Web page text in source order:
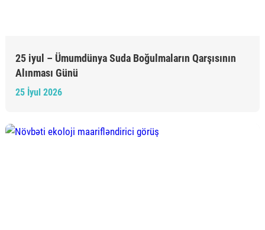
25 iyul – Ümumdünya Suda Boğulmaların Qarşısının
Alınması Günü
25 İyul 2026